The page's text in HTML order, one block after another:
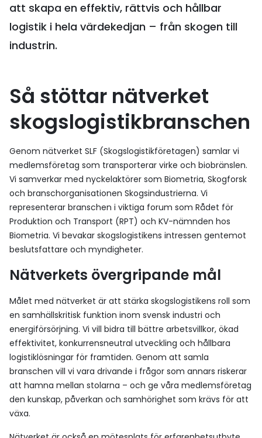
att skapa en effektiv, rättvis och hållbar
logistik i hela värdekedjan – från skogen till
industrin.
Så stöttar nätverket
skogslogistikbranschen
Genom nätverket SLF (Skogslogistikföretagen) samlar vi
medlemsföretag som transporterar virke och biobränslen.
Vi samverkar med nyckelaktörer som Biometria, Skogforsk
och branschorganisationen Skogsindustrierna. Vi
representerar branschen i viktiga forum som Rådet för
Produktion och Transport (RPT) och KV-nämnden hos
Biometria. Vi bevakar skogslogistikens intressen gentemot
beslutsfattare och myndigheter.
Nätverkets övergripande mål
Målet med nätverket är att stärka skogslogistikens roll som
en samhällskritisk funktion inom svensk industri och
energiförsörjning. Vi vill bidra till bättre arbetsvillkor, ökad
effektivitet, konkurrensneutral utveckling och hållbara
logistiklösningar för framtiden. Genom att samla
branschen vill vi vara drivande i frågor som annars riskerar
att hamna mellan stolarna – och ge våra medlemsföretag
den kunskap, påverkan och samhörighet som krävs för att
växa.